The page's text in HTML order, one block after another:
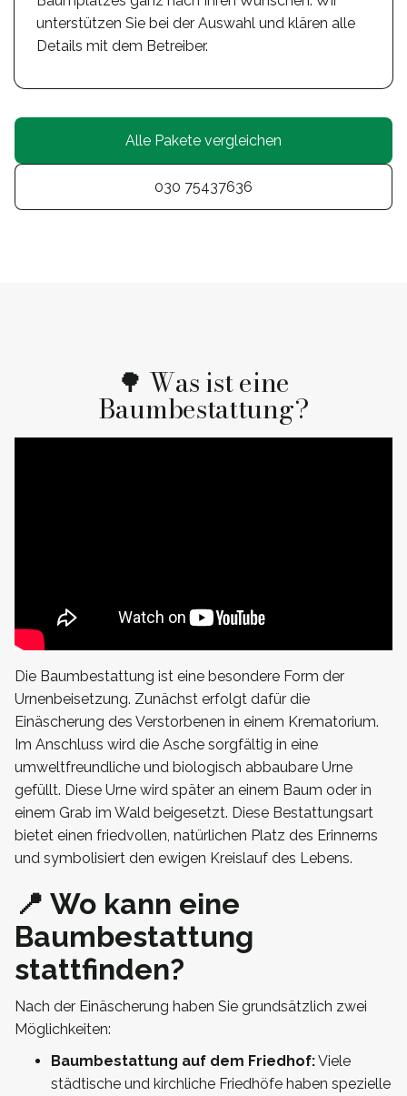
unterstützen Sie bei der Auswahl und klären alle
Details mit dem Betreiber.
Alle Pakete vergleichen
030 75437636
🌳 Was ist eine
Baumbestattung?
Die Baumbestattung ist eine besondere Form der
Urnenbeisetzung. Zunächst erfolgt dafür die
Einäscherung des Verstorbenen in einem Krematorium.
Im Anschluss wird die Asche sorgfältig in eine
umweltfreundliche und biologisch abbaubare Urne
gefüllt. Diese Urne wird später an einem Baum oder in
einem Grab im Wald beigesetzt. Diese Bestattungsart
bietet einen friedvollen, natürlichen Platz des Erinnerns
und symbolisiert den ewigen Kreislauf des Lebens.
📍 Wo kann eine
Baumbestattung
stattfinden?
Nach der Einäscherung haben Sie grundsätzlich zwei
Möglichkeiten:
Baumbestattung auf dem Friedhof:Viele
städtische und kirchliche Friedhöfe haben spezielle